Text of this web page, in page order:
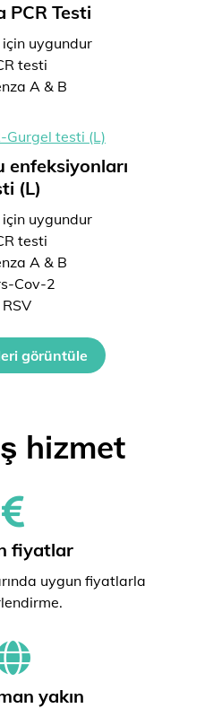
PCR Testi
uygundur
testi
A & B
enfeksiyonları
(L)
uygundur
testi
A & B
Cov-2
görüntüle
hizmet
fiyatlar
uygun fiyatlarla
yakın